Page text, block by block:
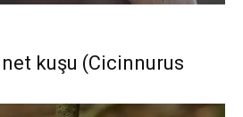
kuşu (Cicinnurus